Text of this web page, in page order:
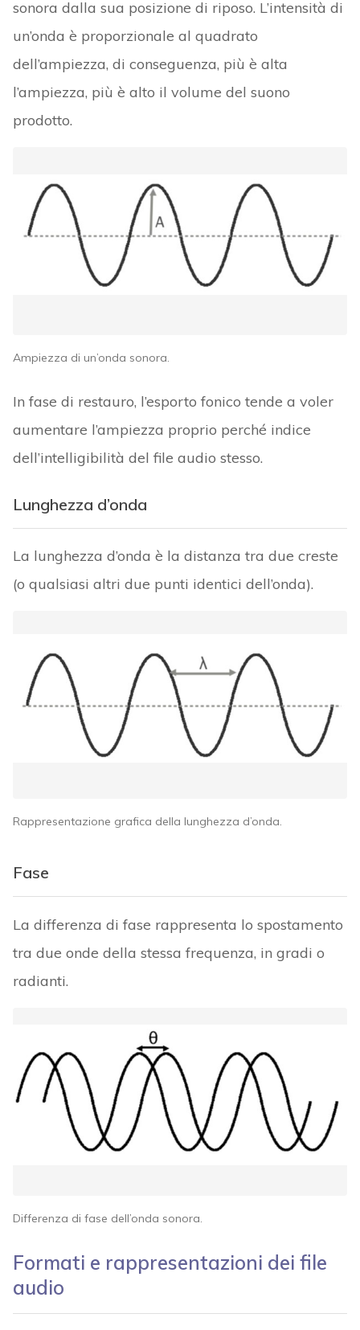
sonora dalla sua posizione di riposo. L’intensità di
un’onda è proporzionale al quadrato
dell’ampiezza, di conseguenza, più è alta
l’ampiezza, più è alto il volume del suono
prodotto.
Ampiezza di un’onda sonora.
In fase di restauro, l’esporto fonico tende a voler
aumentare l’ampiezza proprio perché indice
dell’intelligibilità del file audio stesso.
Lunghezza d’onda
La lunghezza d’onda è la distanza tra due creste
(o qualsiasi altri due punti identici dell’onda).
Rappresentazione grafica della lunghezza d’onda.
Fase
La differenza di fase rappresenta lo spostamento
tra due onde della stessa frequenza, in gradi o
radianti.
Differenza di fase dell’onda sonora.
Formati e rappresentazioni dei file
audio